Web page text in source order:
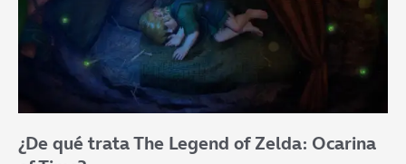
¿De qué trata The Legend of Zelda: Ocarina